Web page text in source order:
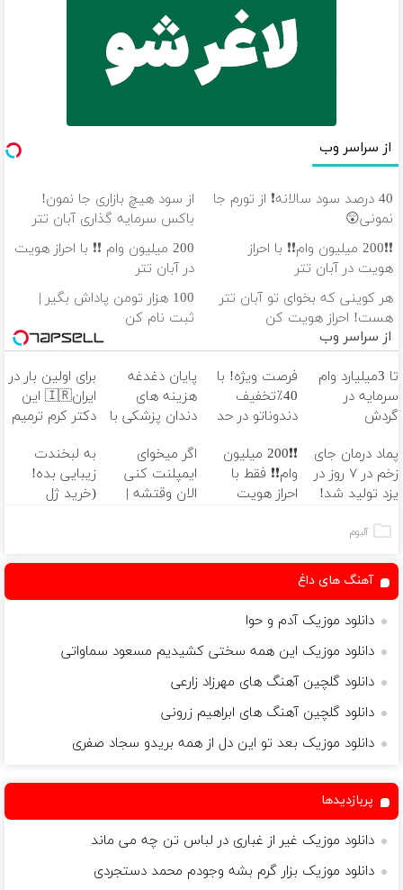
از سراسر وب
40 درصد سود سالانه❗ از تورم جا
نمونی😲
از سود هیچ بازاری جا نمون!
باکس سرمایه گذاری آبان تتر
❗❗200 میلیون وام❗❗ با احراز
هویت در آبان تتر
200 میلیون وام ❗❗ با احراز هویت
در آبان تتر
هر کوینی که بخوای تو آبان تتر
هست! احراز هویت کن
100 هزار تومن پاداش بگیر |
ثبت نام کن
از سراسر وب
تا 3میلیارد وام
سرمایه در
گردش
فروشگاهت رو
ثبت کن
فرصت ویژه! با
40٪تخفیف
دندوناتو در حد
سفید کن
پایان دغدغه
هزینه های
دندان پزشکی با
کننده خانگی
برای اولین بار در
ایران🇮🇷 این
دکتر کرم ترمیم
ساخت!
پماد درمان جای
زخم در ۷ روز در
یزد تولید شد!
❗❗200 میلیون
وام❗❗ فقط با
احراز هویت
اگر میخوای
ایمپلنت کنی
الان وقتشه |
به لبخندت
زیبایی بده!
(خرید ژل
آلبوم
آهنگ های داغ
دانلود موزیک آدم و حوا
دانلود موزیک این همه سختی کشیدیم مسعود سماواتى
دانلود گلچین آهنگ های مهرزاد زارعی
دانلود گلچین آهنگ های ابراهیم زرونی
دانلود موزیک بعد تو این دل از همه بریدو سجاد صفری
پربازدیدها
دانلود موزیک غیر از غباری در لباس تن چه می ماند
دانلود موزیک بزار گرم بشه وجودم محمد دستجردی